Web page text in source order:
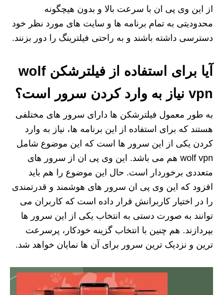
از این وی پی ان با سرعت بالا و بدون هیچگونه
محدودیتی به تمام برنامه ها و سایت های مورد نظر خود
دسترسی داشته باشند و به راحتی فیلترینگ را دور بزنند.
آیا برای استفاده از فیلترشکن wolf
vpn نیاز به وارد کردن سرور است؟
به طور معمول فیلترشکن ها دارای سرور های مختلفی
هستند که برای استفاده از این برنامه ها، نیاز به وارد
کردن یکی از این سرور ها است که این موضوع شامل
wolf vpn هم می باشد. این وی پی ان از سرور های
متعددی برخوردار است. حال این موضوع را هم باید
افزود که این وی پی ان سرور های هوشمند و قدرتمندی
را در اختیار کاربرانش قرار داده است که کاربران می‌
توانند به صورت دستی به انتخاب یکی از این سرور ها
بپردازند. هم چنین با انتخاب گزینه خودکار، پرسرعت
ترین و نزدیک ترین سرور برای آن ها نمایان خواهد شد.